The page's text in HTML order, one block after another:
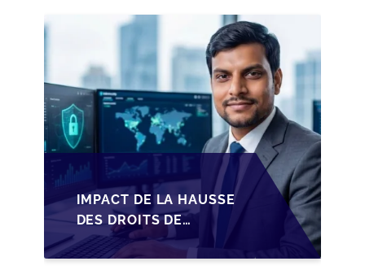
IMPACT DE LA HAUSSE
DES DROITS DE
SUCCESSION EN
WALLONIE SUR LA